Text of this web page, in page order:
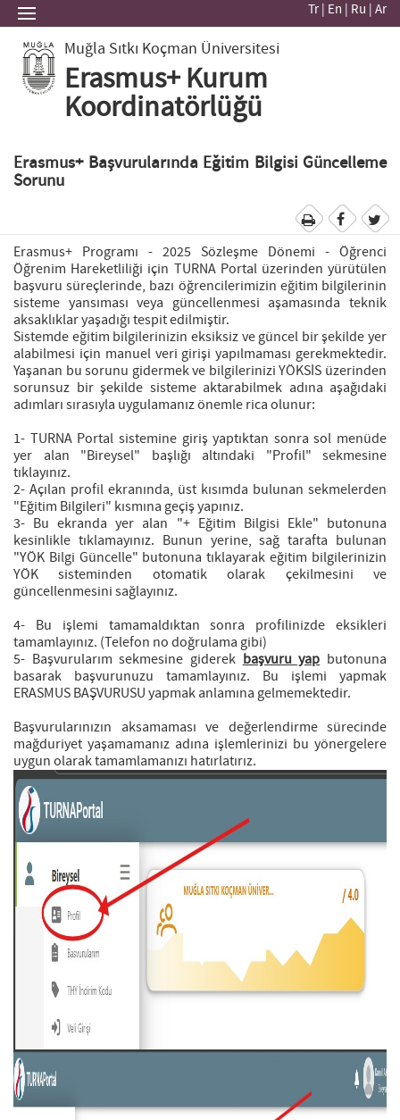
Tr| En Ru Ar
Muğla Sıtkı Koçman Üniversitesi
Erasmus+ Kurum
Koordinatörlüğü
Erasmus+ Başvurularında Eğitim Bilgisi Güncelleme
Sorunu
Erasmus+ Programı - 2025 Sözleşme Dönemi - Öğrenci
Öğrenim Hareketliliği için TURNA Portal üzerinden yürütülen
başvuru süreçlerinde, bazı öğrencilerimizin eğitim bilgilerinin
sisteme yansıması veya güncellenmesi aşamasında teknik
aksaklıklar yaşadığı tespit edilmiştir.
Sistemde eğitim bilgilerinizin eksiksiz ve güncel bir şekilde yer
alabilmesi için manuel veri girişi yapılmaması gerekmektedir.
Yaşanan bu sorunu gidermek ve bilgilerinizi YÖKSİS üzerinden
sorunsuz bir şekilde sisteme aktarabilmek adına aşağıdaki
adımları sırasıyla uygulamanız önemle rica olunur:
1- TURNA Portal sistemine giriş yaptıktan sonra sol menüde
yer alan "Bireysel" başlığı altındaki "Profil" sekmesine
tıklayınız.
2- Açılan profil ekranında, üst kısımda bulunan sekmelerden
"Eğitim Bilgileri" kısmına geçiş yapınız.
3- Bu ekranda yer alan "+ Eğitim Bilgisi Ekle" butonuna
kesinlikle tıklamayınız. Bunun yerine, sağ tarafta bulunan
"YÖK Bilgi Güncelle" butonuna tıklayarak eğitim bilgilerinizin
YÖK sisteminden otomatik olarak çekilmesini ve
güncellenmesini sağlayınız.
4- Bu işlemi tamamaldıktan sonra profilinizde eksikleri
tamamlayınız. (Telefon no doğrulama gibi)
5- Başvurularım sekmesine giderek başvuru yap butonuna
basarak başvurunuzu tamamlayınız. Bu işlemi yapmak
ERASMUS BAŞVURUSU yapmak anlamına gelmemektedir.
Başvurularınızın aksamaması ve değerlendirme sürecinde
mağduriyet yaşamamanız adına işlemlerinizi bu yönergelere
uygun olarak tamamlamanızı hatırlatırız.